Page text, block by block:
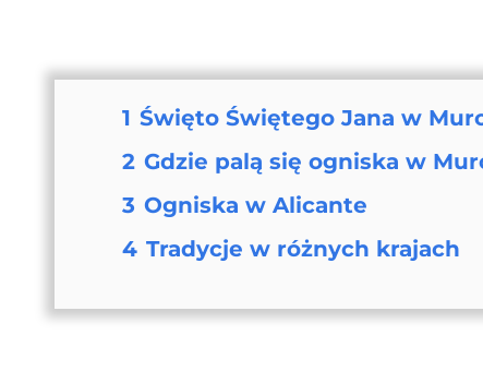
1 Święto Świętego Jana w
2 Gdzie palą się ogniska w
3 Ogniska w Alicante
4 Tradycje w różnych krajach